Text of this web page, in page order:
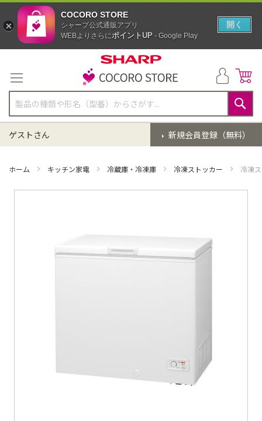
テ
ン
ツ
に
ス
キ
ッ
検
索
新規会員登録（無料）
ゲストさん
ホーム キッチン家電 冷蔵庫・冷凍庫 冷凍ストッカー 冷凍
COCORO STORE
シャープ公式通販アプリ
WEBよりさらにポイントUP- Google Play
開く